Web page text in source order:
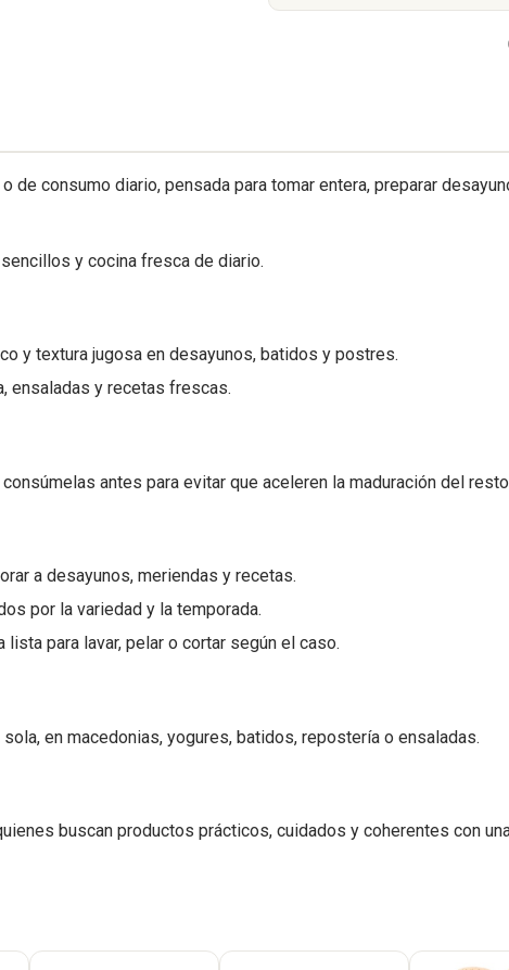
de consumo diario, pensada para tomar entera, preparar
y cocina fresca de diario.
y textura jugosa en desayunos, batidos y postres.
ensaladas y recetas frescas.
antes para evitar que aceleren la maduración del
a desayunos, meriendas y recetas.
por la variedad y la temporada.
para lavar, pelar o cortar según el caso.
en macedonias, yogures, batidos, repostería o ensaladas.
buscan productos prácticos, cuidados y coherentes con